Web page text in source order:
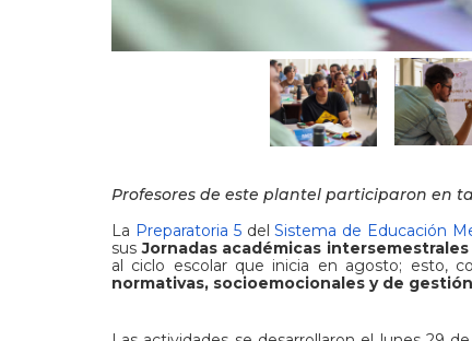
Profesores de este plantel participaron en
La Preparatoria 5delSistema de Educación
susJornadas académicas intersemestrales
al ciclo escolar que inicia en agosto; esto,
normativas, socioemocionales y de